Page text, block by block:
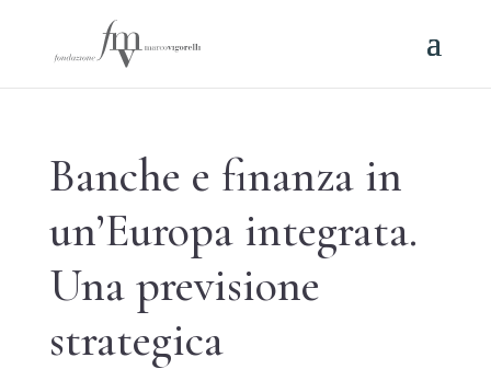
Banche e finanza in
un’Europa integrata.
Una previsione
strategica